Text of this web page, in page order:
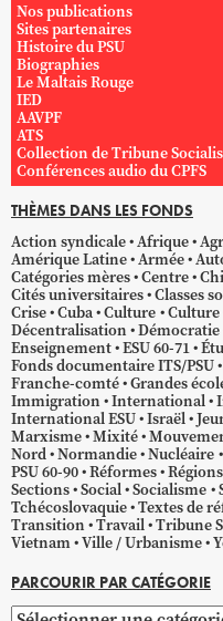
Nos publications
Sites partenaires
Histoire du PSU
Biographies
Le Maltais Rouge
IED
AAVPF
ATS
Collection de Tribune
Conférences audio du CPFS
THÈMES DANS LES FONDS
Action syndicale Afrique
Amérique Latine Armée
Catégories mères Centre
Cités universitaires Classes
Crise Cuba Culture Culture
Décentralisation Démocratie
Enseignement ESU 60-71
Fonds documentaire ITS/PSU
Franche-comté Grandes
Immigration International
International ESU Israël
Marxisme Mixité
Nord Normandie Nucléaire
PSU 60-90 Réformes Régions
Sections Social Socialisme
Tchécoslovaquie Textes de
Transition Travail Tribune
Vietnam Ville / Urbanisme
PARCOURIR PAR CATÉGORIE
Parcourir